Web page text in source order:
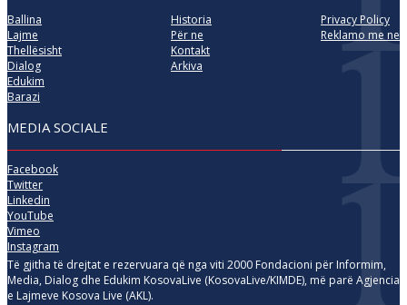
Ballina
Lajme
Thellësisht
Dialog
Edukim
Barazi
Historia
Për ne
Kontakt
Arkiva
Privacy Policy
Reklamo me ne
MEDIA SOCIALE
Facebook
Twitter
Linkedin
YouTube
Vimeo
Instagram
Të gjitha të drejtat e rezervuara që nga viti 2000 Fondacioni për Informim,
Media, Dialog dhe Edukim KosovaLive (KosovaLive/KIMDE), më parë Agjencia
e Lajmeve Kosova Live (AKL).